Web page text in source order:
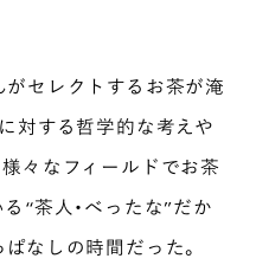
セレクトするお茶が淹
対する哲学的な考えや
々なフィールドでお茶
“茶人・べったな”だか
なしの時間だった。